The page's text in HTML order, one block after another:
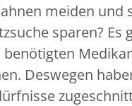
meiden und
sparen? Es
Deswegen
steht